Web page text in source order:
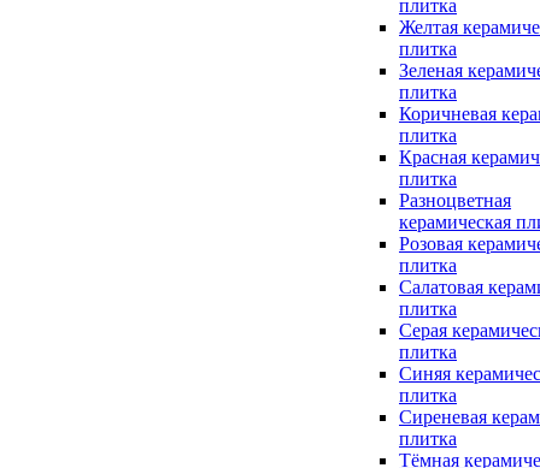
плитка
Желтая
плитка
Зеленая
плитка
Коричневая
плитка
Красная
плитка
Разноцветная
керамическая
Розовая
плитка
Салатовая
плитка
Серая
плитка
Синяя
плитка
Сиреневая
плитка
Тёмная